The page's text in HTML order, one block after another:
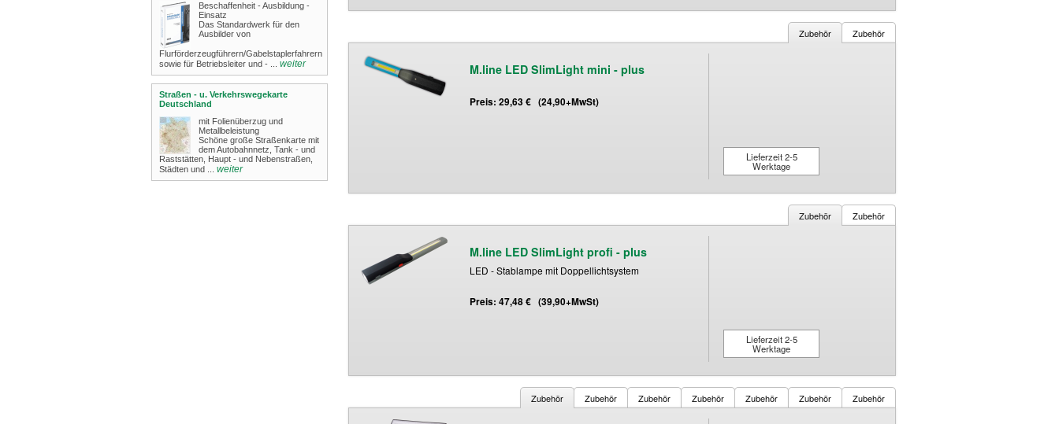
Beschaffenheit - Ausbildung -
Einsatz
Das Standardwerk für den
Ausbilder von
Flurförderzeugführern/Gabelstaplerfahrern
sowie für Betriebsleiter und - ...
weiter
Straßen - u. Verkehrswegekarte
Deutschland
mit Folienüberzug und
Metallbeleistung
Schöne große Straßenkarte mit
dem Autobahnnetz, Tank - und
Raststätten, Haupt - und Nebenstraßen,
Städten und ...
weiter
Zubehör Zubehör
M.line LED SlimLight mini - plus
Preis: 29,63 € (24,90+MwSt)
Lieferzeit 2-5
Werktage
Zubehör Zubehör
M.line LED SlimLight profi - plus
LED - Stablampe mit Doppellichtsystem
Preis: 47,48 € (39,90+MwSt)
Lieferzeit 2-5
Werktage
Zubehör Zubehör Zubehör Zubehör Zubehör Zubehör Zubehör